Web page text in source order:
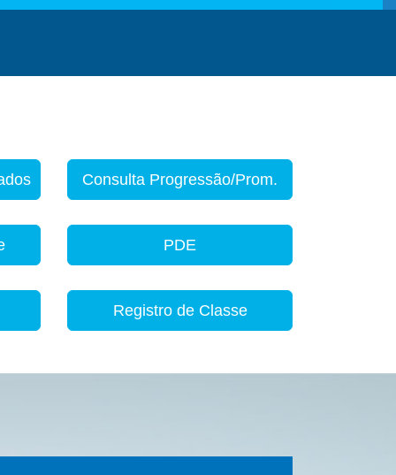
Consulta Progressão/Prom.
PDE
Registro de Classe